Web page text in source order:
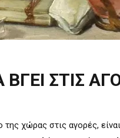
ΣΤΙΣ
της χώρας στις αγορές,